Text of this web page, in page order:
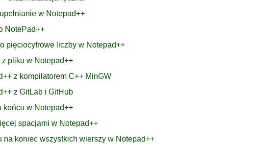
w Notepad++
NotePad++
pięciocyfrowe liczby w Notepad++
pliku w Notepad++
z kompilatorem C++ MinGW
z GitLab i GitHub
końcu w Notepad++
spacjami w Notepad++
na koniec wszystkich wierszy w Notepad++